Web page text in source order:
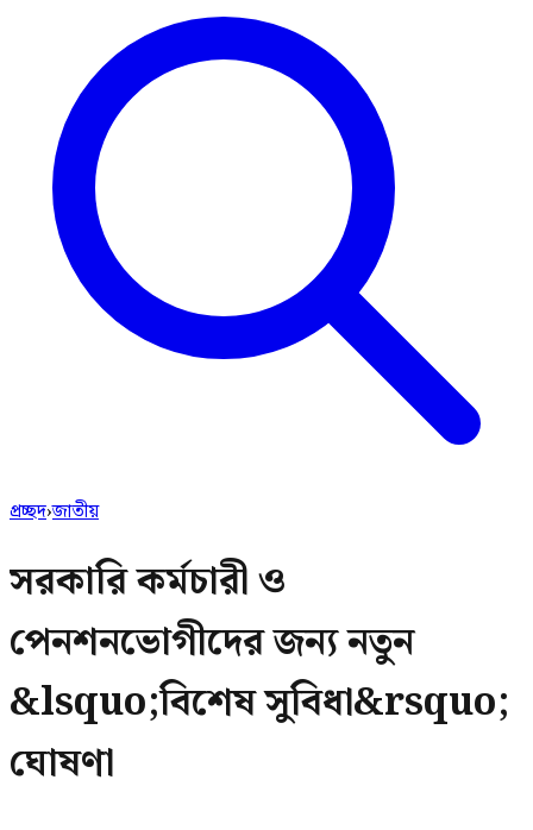
প্রচ্ছদ›জাতীয়
সরকারি কর্মচারী ও
পেনশনভোগীদের জন্য নতুন
&lsquo;বিশেষ সুবিধা&rsquo;
ঘোষণা